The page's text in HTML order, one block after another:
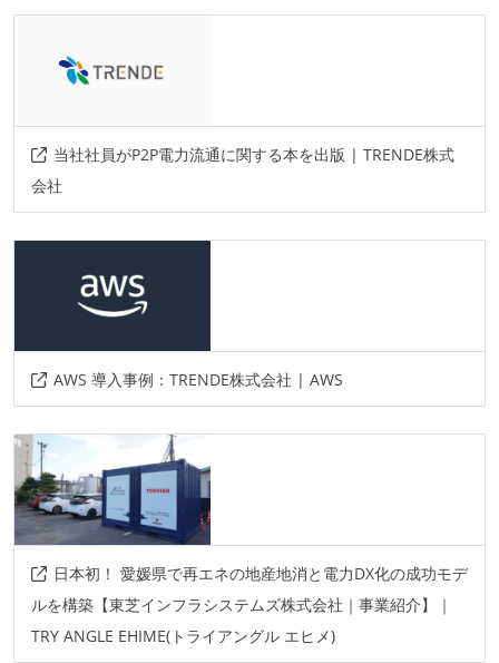
当社社員がP2P電力流通に関する本を出版 | TRENDE株式
会社
AWS 導入事例：TRENDE株式会社 | AWS
日本初！ 愛媛県で再エネの地産地消と電力DX化の成功モデ
ルを構築【東芝インフラシステムズ株式会社｜事業紹介】｜
TRY ANGLE EHIME(トライアングル エヒメ)